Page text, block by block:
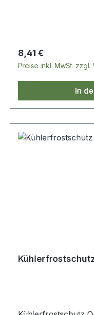
Regulärer Preis:
8,41 €
Preise inkl. MwSt. zzgl.
In